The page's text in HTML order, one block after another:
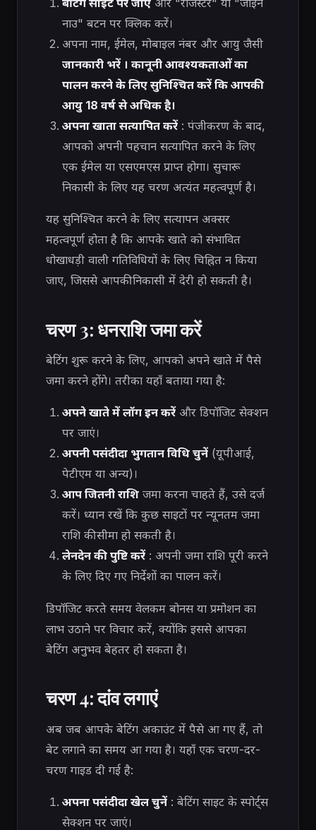
नाउ" बटन पर क्लिक करें।
अपना नाम, ईमेल, मोबाइल नंबर और आयु जैसी
जानकारी भरें । कानूनी आवश्यकताओं का
पालन करने के लिए सुनिश्चित करें कि आपकी
आयु 18 वर्ष से अधिक है।
अपना खाता सत्यापित करें: पंजीकरण के बाद,
आपको अपनी पहचान सत्यापित करने के लिए
एक ईमेल या एसएमएस प्राप्त होगा। सुचारू
निकासी के लिए यह चरण अत्यंत महत्वपूर्ण है।
यह सुनिश्चित करने के लिए सत्यापन अक्सर
महत्वपूर्ण होता है कि आपके खाते को संभावित
धोखाधड़ी वाली गतिविधियों के लिए चिह्नित न किया
जाए, जिससे आपकी निकासी में देरी हो सकती है।
चरण 3: धनराशि जमा करें
बेटिंग शुरू करने के लिए, आपको अपने खाते में पैसे
जमा करने होंगे। तरीका यहाँ बताया गया है:
अपने खाते में लॉग इन करेंऔर डिपॉजिट सेक्शन
पर जाएं।
अपनी पसंदीदा भुगतान विधि चुनें(यूपीआई,
पेटीएम या अन्य)।
आप जितनी राशिजमा करना चाहते हैं, उसे दर्ज
करें। ध्यान रखें कि कुछ साइटों पर न्यूनतम जमा
राशि की सीमा हो सकती है।
लेनदेन की पुष्टि करें: अपनी जमा राशि पूरी करने
के लिए दिए गए निर्देशों का पालन करें।
डिपॉजिट करते समय वेलकम बोनस या प्रमोशन का
लाभ उठाने पर विचार करें, क्योंकि इससे आपका
बेटिंग अनुभव बेहतर हो सकता है।
चरण 4: दांव लगाएं
अब जब आपके बेटिंग अकाउंट में पैसे आ गए हैं, तो
बेट लगाने का समय आ गया है। यहाँ एक चरण-दर-
चरण गाइड दी गई है:
अपना पसंदीदा खेल चुनें: बेटिंग साइट के स्पोर्ट्स
सेक्शन पर जाएं।